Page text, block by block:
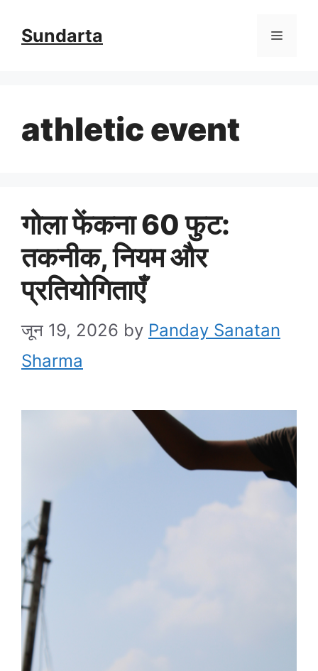
Sundarta Menu
athletic event
गोला फेंकना 60 फुट:
तकनीक, नियम और
प्रतियोगिताएँ
जून 19, 2026 by Panday Sanatan
Sharma